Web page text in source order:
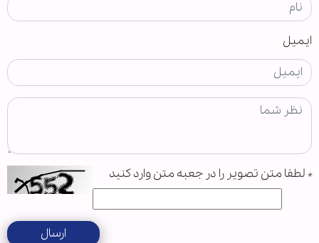
ایمیل
* لطفا متن تصویر را در جعبه متن وارد کنید
ارسال